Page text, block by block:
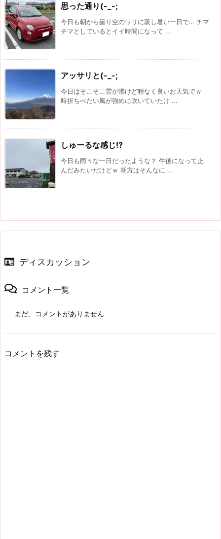
思った通り(-_-;
今日も朝から曇り空のワリに蒸し暑い一日で… チマ
チマとしているとイイ時間になって ...
アッサリと(-_-;
今日はそこそこ雲が沸けど程なく良いお天気でｗ
時折ちべたい風が強めに吹いていたけ ...
しゅーるな感じ!?
今日も雨々な一日だったような？ 午後になって止
んだみたいだけどｗ 朝方はそんなに ...
ディスカッション
コメント一覧
まだ、コメントがありません
コメントを残す